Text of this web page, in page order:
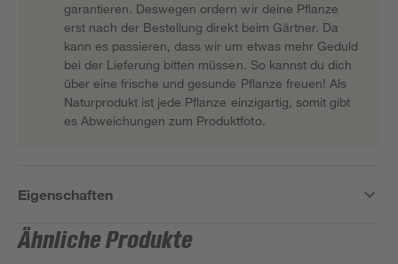
garantieren. Deswegen ordern wir deine Pflanze
erst nach der Bestellung direkt beim Gärtner. Da
kann es passieren, dass wir um etwas mehr Geduld
bei der Lieferung bitten müssen. So kannst du dich
über eine frische und gesunde Pflanze freuen! Als
Naturprodukt ist jede Pflanze einzigartig, somit gibt
es Abweichungen zum Produktfoto.
Eigenschaften
Ähnliche Produkte